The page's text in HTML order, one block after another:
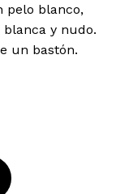
pelo blanco,
y nudo.
un bastón.